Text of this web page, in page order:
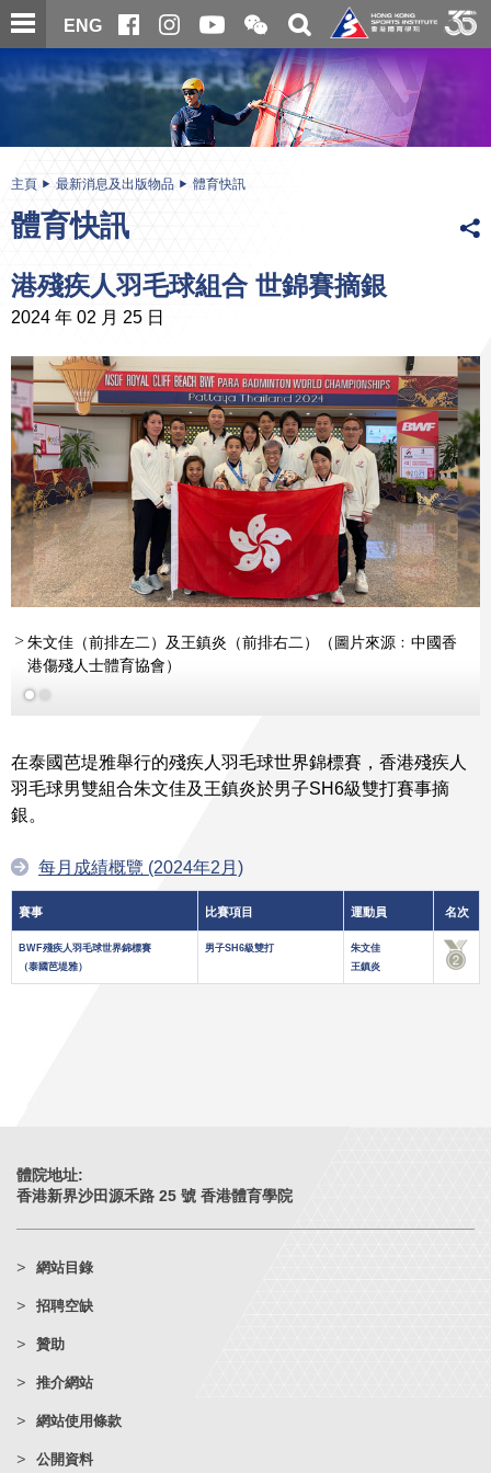
跳
至
內
ENG
開
合
微
信
二
維
碼
關
搜
尋
内
主頁 最新消息及出版物品 體育快訊
體育快訊
港殘疾人羽毛球組合 世錦賽摘銀
2024 年 02 月 25 日
朱文佳（前排左二）及王鎮炎（前排右二）（圖片來源﹕中國香
港傷殘人士體育協會）
在泰國芭堤雅舉行的殘疾人羽毛球世界錦標賽，香港殘疾人
羽毛球男雙組合朱文佳及王鎮炎於男子SH6級雙打賽事摘
銀。
每月成績概覽 (2024年2月)
賽事 比賽項目 運動員 名次
BWF殘疾人羽毛球世界錦標賽
（泰國芭堤雅）
男子SH6級雙打
朱文佳
王鎮炎
體院地址:
香港新界沙田源禾路 25 號 香港體育學院
網站目錄
招聘空缺
贊助
推介網站
網站使用條款
公開資料